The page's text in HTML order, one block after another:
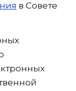
в Совете